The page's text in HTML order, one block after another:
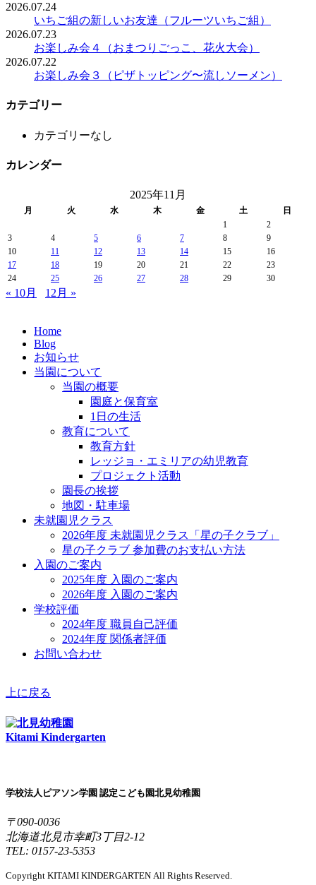
2026.07.24
いちご組の新しいお友達（フルーツいちご組）
2026.07.23
お楽しみ会４（おまつりごっこ、花火大会）
2026.07.22
お楽しみ会３（ピザトッピング〜流しソーメン）
カテゴリー
カテゴリーなし
カレンダー
2025年11月
月 火 水 木 金 土
日
1
2
3
4 5 6 7 8
9
10
11 12 13 14 15
16
17
18 19 20 21 22
23
24
25 26 27 28 29 30
« 10月 12月 »
Home
Blog
お知らせ
当園について
当園の概要
園庭と保育室
1日の生活
教育について
教育方針
レッジョ・エミリアの幼児教育
プロジェクト活動
園長の挨拶
地図・駐車場
未就園児クラス
2026年度 未就園児クラス「星の子クラブ」
星の子クラブ 参加費のお支払い方法
入園のご案内
2025年度 入園のご案内
2026年度 入園のご案内
学校評価
2024年度 職員自己評価
2024年度 関係者評価
お問い合わせ
上に戻る
Kitami Kindergarten
学校法人ピアソン学園 認定こども園北見幼稚園
〒090-0036
北海道北見市幸町3丁目2-12
TEL: 0157-23-5353
Copyright KITAMI KINDERGARTEN All Rights Reserved.